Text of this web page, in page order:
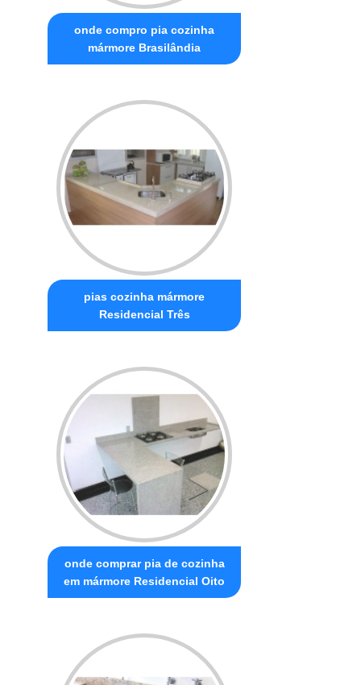
onde compro pia cozinha
mármore Brasilândia
pias cozinha mármore
Residencial Três
onde comprar pia de cozinha
em mármore Residencial Oito